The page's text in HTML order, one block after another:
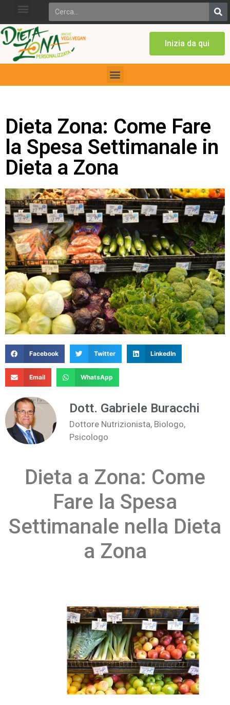
Inizia da qui
Dieta Zona: Come Fare
la Spesa Settimanale in
Dieta a Zona
Facebook Twitter LinkedIn
Email WhatsApp
Dott. Gabriele Buracchi
Dottore Nutrizionista, Biologo,
Psicologo
Dieta a Zona: Come
Fare la Spesa
Settimanale nella Dieta
a Zona